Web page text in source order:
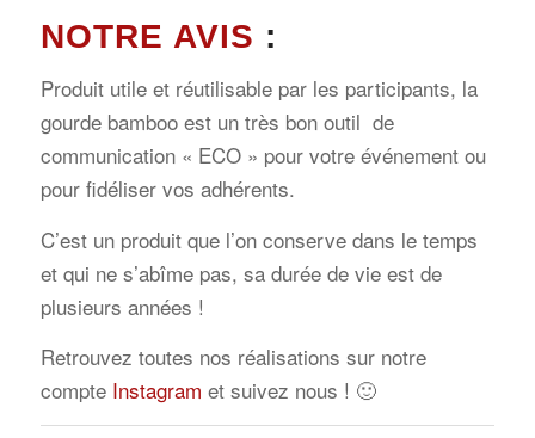
NOTRE AVIS :
Produit utile et réutilisable par les participants, la
gourde bamboo est un très bon outil de
communication « ECO » pour votre événement ou
pour fidéliser vos adhérents.
C’est un produit que l’on conserve dans le temps
et qui ne s’abîme pas, sa durée de vie est de
plusieurs années !
Retrouvez toutes nos réalisations sur notre
compte Instagram et suivez nous ! 🙂